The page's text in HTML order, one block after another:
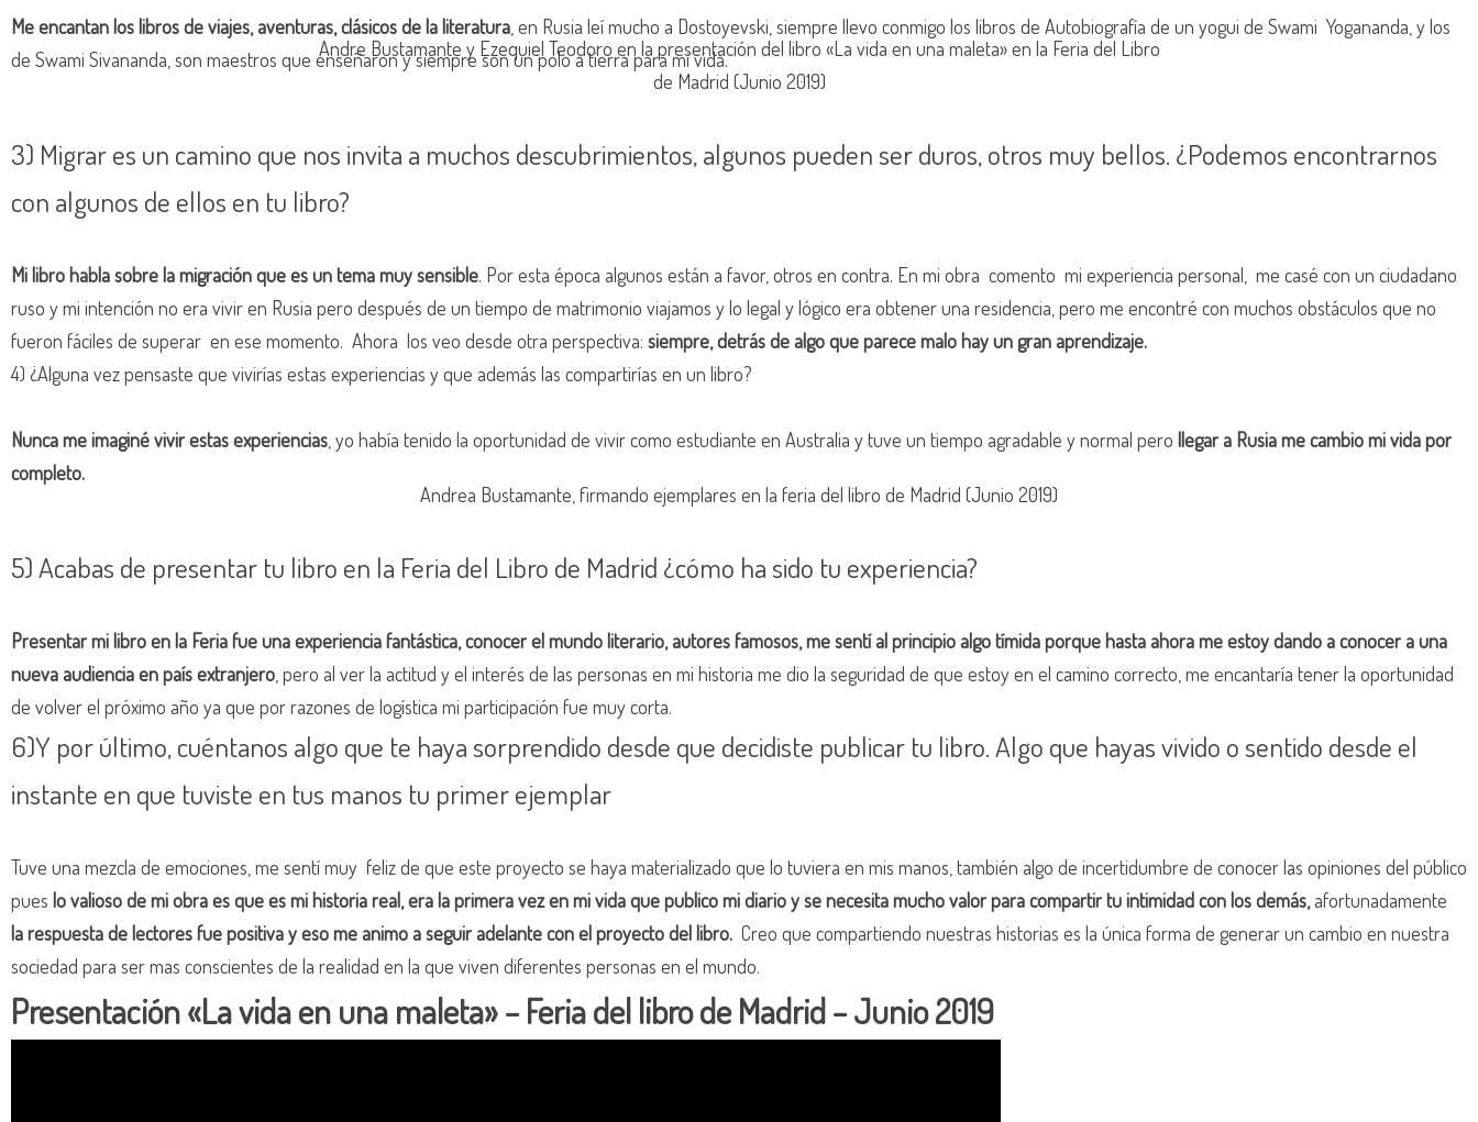
Me encantan los libros de viajes, aventuras, clásicos de la literatura , en Rusia leí mucho a Dostoyevski, siempre llevo conmigo los libros de Autobiografía de un yogui de Swami Yogananda, y los
de Swami Sivananda, son maestros que enseñaron y siempre son un polo a tierra para mi vida.
Andre Bustamante y Ezequiel Teodoro en la presentación del libro «La vida en una maleta» en la Feria del Libro
de Madrid (Junio 2019)
3) Migrar es un camino que nos invita a muchos descubrimientos, algunos pueden ser duros, otros muy bellos. ¿Podemos encontrarnos
con algunos de ellos en tu libro?
Mi libro habla sobre la migración que es un tema muy sensible. Por esta época algunos están a favor, otros en contra. En mi obra comento mi experiencia personal, me casé con un ciudadano
ruso y mi intención no era vivir en Rusia pero después de un tiempo de matrimonio viajamos y lo legal y lógico era obtener una residencia, pero me encontré con muchos obstáculos que no
fueron fáciles de superar en ese momento. Ahora los veo desde otra perspectiva: siempre, detrás de algo que parece malo hay un gran aprendizaje.
4) ¿Alguna vez pensaste que vivirías estas experiencias y que además las compartirías en un libro?
Nunca me imaginé vivir estas experiencias , yo había tenido la oportunidad de vivir como estudiante en Australia y tuve un tiempo agradable y normal pero llegar a Rusia me cambio mi vida por
completo.
Andrea Bustamante, firmando ejemplares en la feria del libro de Madrid (Junio 2019)
5) Acabas de presentar tu libro en la Feria del Libro de Madrid ¿cómo ha sido tu experiencia?
Presentar mi libro en la Feria fue una experiencia fantástica, conocer el mundo literario, autores famosos, me sentí al principio algo tímida porque hasta ahora me estoy dando a conocer a una
nueva audiencia en país extranjero , pero al ver la actitud y el interés de las personas en mi historia me dio la seguridad de que estoy en el camino correcto, me encantaría tener la oportunidad
de volver el próximo año ya que por razones de logística mi participación fue muy corta.
6)Y por último, cuéntanos algo que te haya sorprendido desde que decidiste publicar tu libro. Algo que hayas vivido o sentido desde el
instante en que tuviste en tus manos tu primer ejemplar
Tuve una mezcla de emociones, me sentí muy feliz de que este proyecto se haya materializado que lo tuviera en mis manos, también algo de incertidumbre de conocer las opiniones del público
pues lo valioso de mi obra es que es mi historia real, era la primera vez en mi vida que publico mi diario y se necesita mucho valor para compartir tu intimidad con los demás,afortunadamente
la respuesta de lectores fue positiva y eso me animo a seguir adelante con el proyecto del libro. Creo que compartiendo nuestras historias es la única forma de generar un cambio en nuestra
sociedad para ser mas conscientes de la realidad en la que viven diferentes personas en el mundo.
Presentación «La vida en una maleta» – Feria del libro de Madrid – Junio 2019